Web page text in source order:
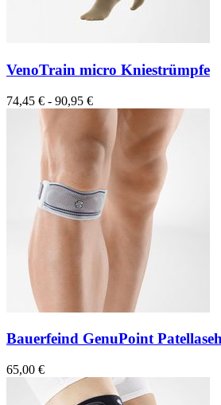
VenoTrain micro Kniestrümpfe
74,45 € - 90,95 €
Bauerfeind GenuPoint
65,00 €